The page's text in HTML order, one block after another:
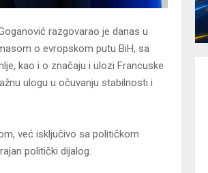
razgovarao je danas u
o evropskom putu BiH, sa
kao i o značaju i ulozi Francuske
ulogu u očuvanju stabilnosti i
već isključivo sa političkom
politički dijalog.